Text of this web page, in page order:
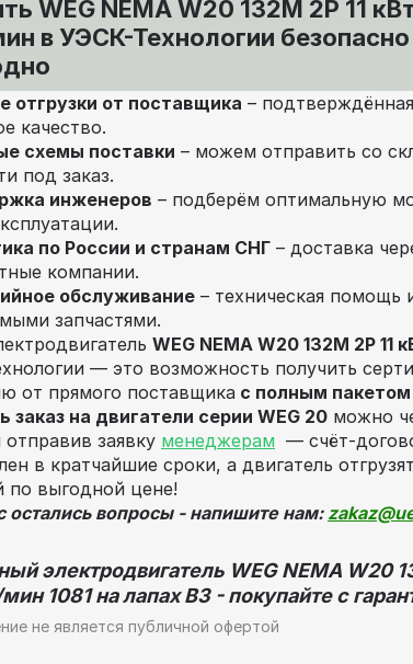
WEG NEMA W20 132M 2P 11
в УЭСК-Технологии безопасно
отгрузки от поставщика –
качество.
схемы поставки – можем отправить со
под заказ.
инженеров – подберём оптимальную
по России и странам СНГ – доставка
компании.
обслуживание – техническая помощь
запчастями.
WEG NEMA W20 132M 2P 11
— это возможность получить
от прямого поставщика с полным
заказ на двигатели серии WEG 20 можно
отправив заявку менеджерам —
в кратчайшие сроки, а двигатель
по выгодной цене!
остались вопросы - напишите нам:
электродвигатель WEG NEMA W20
1081 на лапах В3 - покупайте с
не является публичной офертой